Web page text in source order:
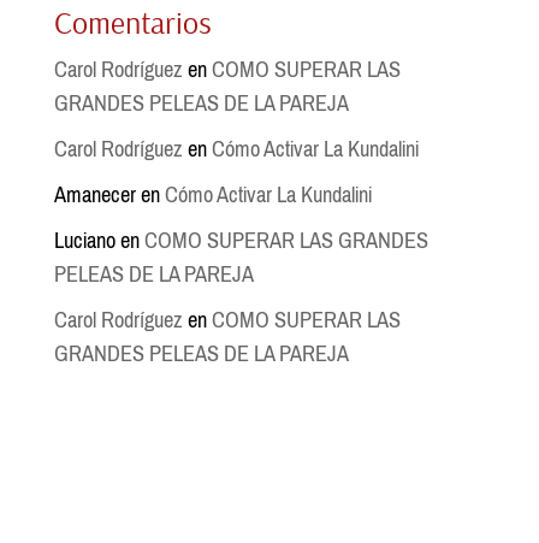
Comentarios
Carol RodríguezenCOMO SUPERAR LAS
GRANDES PELEAS DE LA PAREJA
Carol RodríguezenCómo Activar La Kundalini
AmanecerenCómo Activar La Kundalini
LucianoenCOMO SUPERAR LAS GRANDES
PELEAS DE LA PAREJA
Carol RodríguezenCOMO SUPERAR LAS
GRANDES PELEAS DE LA PAREJA